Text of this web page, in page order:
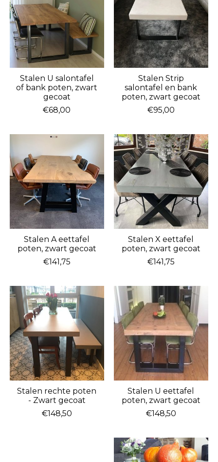
Stalen U salontafel
of bank poten, zwart
gecoat
€68,00
Stalen Strip
salontafel en bank
poten, zwart gecoat
€95,00
Stalen A eettafel
poten, zwart gecoat
€141,75
Stalen X eettafel
poten, zwart gecoat
€141,75
Stalen rechte poten
- Zwart gecoat
€148,50
Stalen U eettafel
poten, zwart gecoat
€148,50